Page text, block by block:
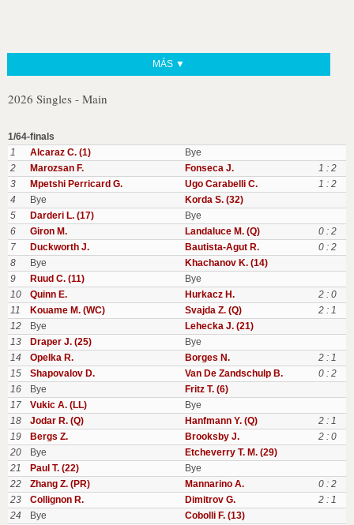
MÁS ▼
2026 Singles - Main
1/64-finals
1
Alcaraz C. (1)
Bye
2
Marozsan F. Fonseca J.
1 : 2
3
Mpetshi Perricard G. Ugo Carabelli C.
1 : 2
4
Bye
Korda S. (32)
5
Darderi L. (17)
Bye
6
Giron M. Landaluce M. (Q)
0 : 2
7
Duckworth J. Bautista-Agut R.
0 : 2
8
Bye
Khachanov K. (14)
9
Ruud C. (11)
Bye
10
Quinn E. Hurkacz H.
2 : 0
11
Kouame M. (WC) Svajda Z. (Q)
2 : 1
12
Bye
Lehecka J. (21)
13
Draper J. (25)
Bye
14
Opelka R. Borges N.
2 : 1
15
Shapovalov D. Van De Zandschulp B.
0 : 2
16
Bye
Fritz T. (6)
17
Vukic A. (LL)
Bye
18
Jodar R. (Q) Hanfmann Y. (Q)
2 : 1
19
Bergs Z. Brooksby J.
2 : 0
20
Bye
Etcheverry T. M. (29)
21
Paul T. (22)
Bye
22
Zhang Z. (PR) Mannarino A.
0 : 2
23
Collignon R. Dimitrov G.
2 : 1
24
Bye
Cobolli F. (13)